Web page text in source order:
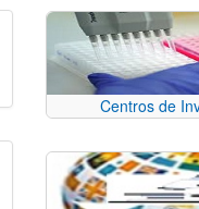
Centros de